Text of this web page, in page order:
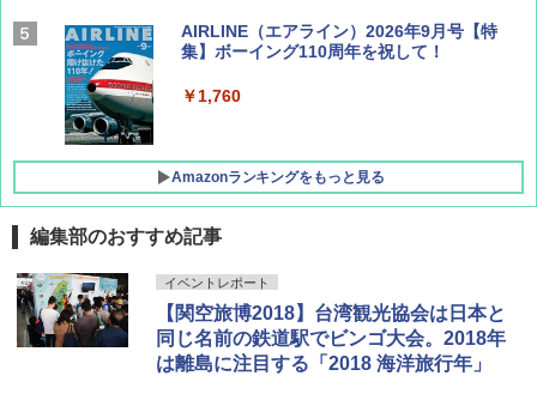
AIRLINE（エアライン）2026年9月号【特
集】ボーイング110周年を祝して！
￥1,760
Amazonランキングをもっと見る
D40 地球の歩き方 チェンマイ タイ北部の魅
力的な町 2026～2027 地球の歩き方D アジア
￥2,079
[キャンパーズコレクション 山善] ポップアッ
プテント 傘みたいに広げて畳める パッとサ
ッとサンシェード キューブ フルクローズ メ
ッシュ 簡単設置 ワンタッチテント キャンプ
&ハイキング カーキ PATC-150(KH)
DEWEL パラソル 大型 ビーチ アウトドアパ
ラソル ガーデン サイトシート付 折りたたみ
防水 UVカット 4段階高さ調整 軽量 収納袋付
き
編集部のおすすめ記事
イベントレポート
【関空旅博2018】台湾観光協会は日本と
同じ名前の鉄道駅でビンゴ大会。2018年
は離島に注目する「2018 海洋旅行年」